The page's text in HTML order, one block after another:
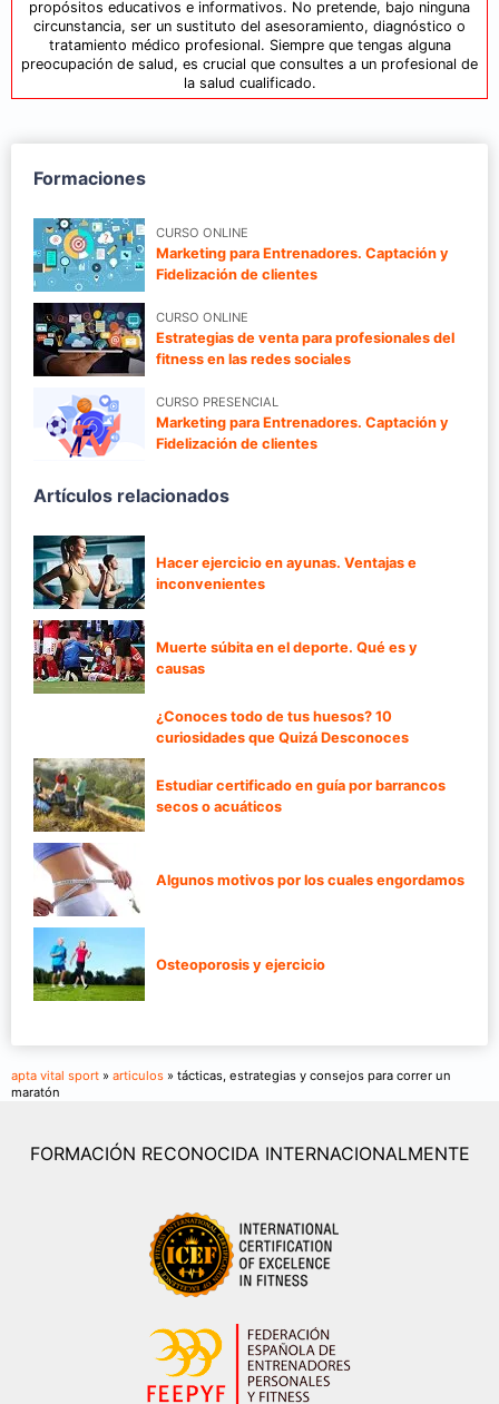
propósitos educativos e informativos. No pretende, bajo ninguna
circunstancia, ser un sustituto del asesoramiento, diagnóstico o
tratamiento médico profesional. Siempre que tengas alguna
preocupación de salud, es crucial que consultes a un profesional de
la salud cualificado.
Formaciones
CURSO ONLINE
Marketing para Entrenadores. Captación y
Fidelización de clientes
CURSO ONLINE
Estrategias de venta para profesionales del
fitness en las redes sociales
CURSO PRESENCIAL
Marketing para Entrenadores. Captación y
Fidelización de clientes
Artículos relacionados
Hacer ejercicio en ayunas. Ventajas e
inconvenientes
Muerte súbita en el deporte. Qué es y
causas
¿Conoces todo de tus huesos? 10
curiosidades que Quizá Desconoces
Estudiar certificado en guía por barrancos
secos o acuáticos
Algunos motivos por los cuales engordamos
Osteoporosis y ejercicio
apta vital sport » articulos » tácticas, estrategias y consejos para correr un
maratón
FORMACIÓN RECONOCIDA INTERNACIONALMENTE